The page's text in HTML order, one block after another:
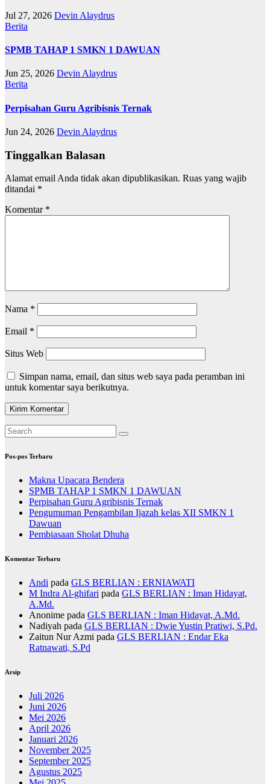
Jul 27, 2026 Devin Alaydrus
Berita
SPMB TAHAP 1 SMKN 1 DAWUAN
Jun 25, 2026 Devin Alaydrus
Berita
Perpisahan Guru Agribisnis Ternak
Jun 24, 2026 Devin Alaydrus
Tinggalkan Balasan
Alamat email Anda tidak akan dipublikasikan. Ruas yang wajib
ditandai *
Komentar *
Nama *
Email *
Situs Web
Simpan nama, email, dan situs web saya pada peramban ini
untuk komentar saya berikutnya.
Pos-pos Terbaru
Makna Upacara Bendera
SPMB TAHAP 1 SMKN 1 DAWUAN
Perpisahan Guru Agribisnis Ternak
Pengumuman Pengambilan Ijazah kelas XII SMKN 1
Dawuan
Pembiasaan Sholat Dhuha
Komentar Terbaru
Andi pada GLS BERLIAN : ERNIAWATI
M Indra Al-ghifari pada GLS BERLIAN : Iman Hidayat,
A.Md.
Anonime pada GLS BERLIAN : Iman Hidayat, A.Md.
Nadiyah pada GLS BERLIAN : Dwie Yustin Pratiwi, S.Pd.
Zaitun Nur Azmi pada GLS BERLIAN : Endar Eka
Ratnawati, S.Pd
Arsip
Juli 2026
Juni 2026
Mei 2026
April 2026
Januari 2026
November 2025
September 2025
Agustus 2025